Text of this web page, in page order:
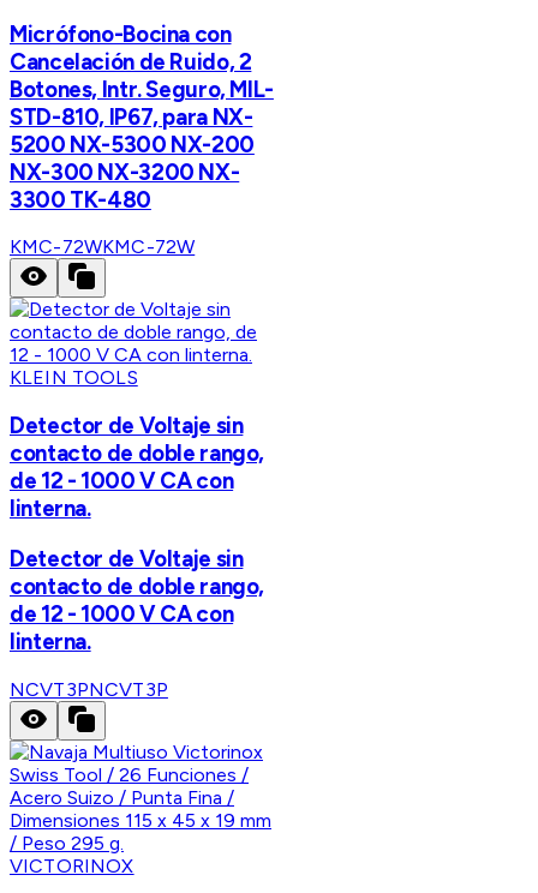
Micrófono-Bocina con
Cancelación de Ruido, 2
Botones, Intr. Seguro, MIL-
STD-810, IP67, para NX-
5200 NX-5300 NX-200
NX-300 NX-3200 NX-
3300 TK-480
KMC-72WKMC-72W
KLEIN TOOLS
Detector de Voltaje sin
contacto de doble rango,
de 12 - 1000 V CA con
linterna.
Detector de Voltaje sin
contacto de doble rango,
de 12 - 1000 V CA con
linterna.
NCVT3PNCVT3P
VICTORINOX